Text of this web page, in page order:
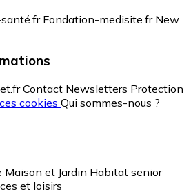
Fondation-medisite.fr New
Contact Newsletters Protection
cookies Qui sommes-nous ?
Maison et Jardin Habitat senior
et loisirs